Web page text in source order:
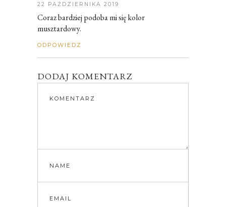
22 PAŹDZIERNIKA 2019
Coraz bardziej podoba mi się kolor
musztardowy.
ODPOWIEDZ
DODAJ KOMENTARZ